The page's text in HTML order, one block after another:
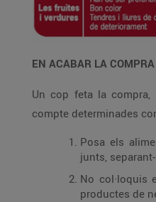
EN ACABAR LA COMPRA
Un cop feta la
compte determinades
Posa els
junts,
No col·loquis
productes de